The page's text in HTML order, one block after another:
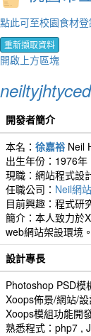
點此可至校園食材
重新擷取資料
開啟上方區塊
開發者簡介
本名： 徐嘉裕 Neil
出生年份：1976年
現職：網站程式設
任職公司： Neil網
目前興趣：程式研
簡介：本人致力於
web網站架設環境。
設計專長
Photoshop PSD模
Xoops佈景/網站/
Xoops模組功能開
熟悉程式：php7 ,